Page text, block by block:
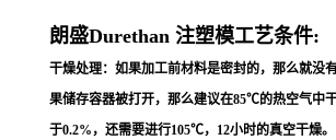
朗盛Durethan 注塑模工艺条件:
干燥处理：如果加工前材料是密封的，那么就没
果储存容器被打开，那么建议在85℃的热空气中
于0.2%，还需要进行105℃，12小时的真空干